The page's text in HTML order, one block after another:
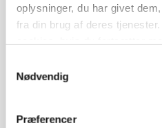
oplysninger, du har givet
fra din brug af deres
Nødvendig
Præferencer
9670, Løgstør